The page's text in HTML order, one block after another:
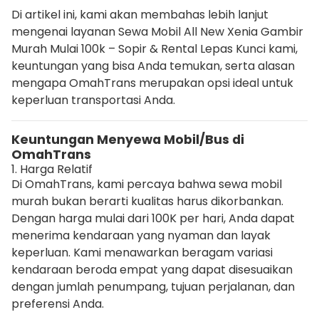
Di artikel ini, kami akan membahas lebih lanjut
mengenai layanan Sewa Mobil All New Xenia Gambir
Murah Mulai 100k – Sopir & Rental Lepas Kunci kami,
keuntungan yang bisa Anda temukan, serta alasan
mengapa OmahTrans merupakan opsi ideal untuk
keperluan transportasi Anda.
Keuntungan Menyewa Mobil/Bus di
OmahTrans
1. Harga Relatif
Di OmahTrans, kami percaya bahwa sewa mobil
murah bukan berarti kualitas harus dikorbankan.
Dengan harga mulai dari 100K per hari, Anda dapat
menerima kendaraan yang nyaman dan layak
keperluan. Kami menawarkan beragam variasi
kendaraan beroda empat yang dapat disesuaikan
dengan jumlah penumpang, tujuan perjalanan, dan
preferensi Anda.